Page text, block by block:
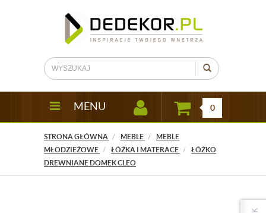
MENU 0
STRONA GŁÓWNA MEBLE
MEBLE
MŁODZIEŻOWE
ŁÓŻKA I MATERACE
ŁÓŻKO
DREWNIANE DOMEK CLEO